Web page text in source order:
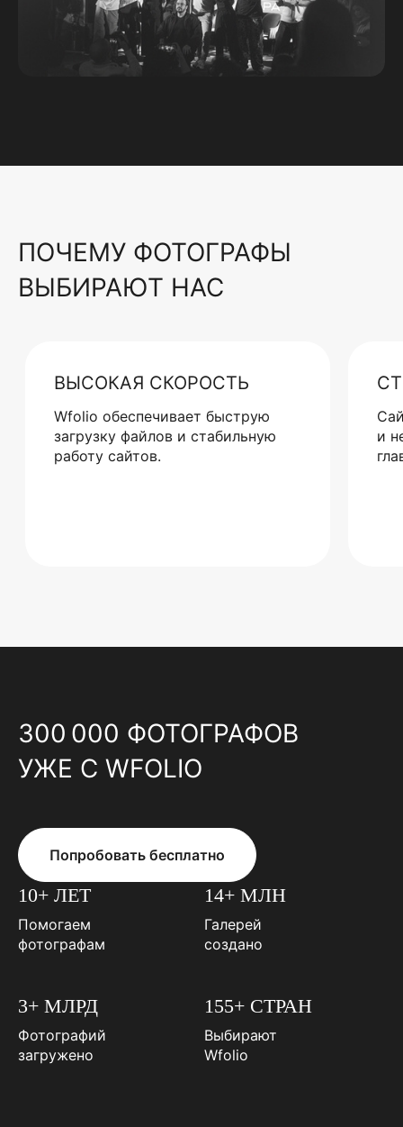
ПОЧЕМУ ФОТОГРАФЫ
ВЫБИРАЮТ НАС
ВЫСОКАЯ СКОРОСТЬ
Wfolio обеспечивает быструю
загрузку файлов и стабильную
работу сайтов.
и
300 000 ФОТОГРАФОВ
УЖЕ С WFOLIO
Попробовать бесплатно
10+ ЛЕТ
Помогаем
фотографам
14+ МЛН
Галерей
создано
3+ МЛРД
Фотографий
загружено
155+ СТРАН
Выбирают
Wfolio